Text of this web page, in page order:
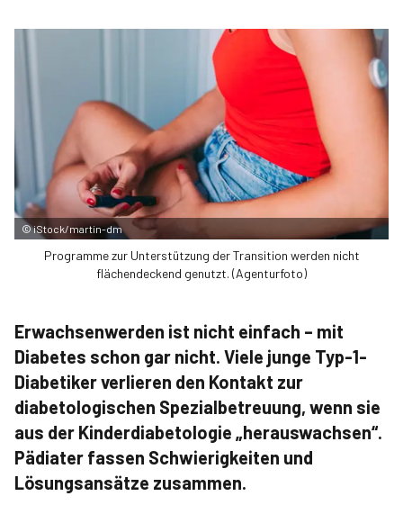
©iStock/martin-dm
Programme zur Unterstützung der Transition werden nicht
flächendeckend genutzt. (Agenturfoto)
Erwachsenwerden ist nicht einfach – mit
Diabetes schon gar nicht. Viele junge Typ-1-
Diabetiker verlieren den Kontakt zur
diabetologischen Spezialbetreuung, wenn sie
aus der Kinderdiabetologie „herauswachsen“.
Pädiater fassen Schwierigkeiten und
Lösungsansätze zusammen.